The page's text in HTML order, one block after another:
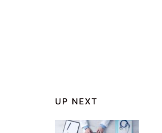
UP NEXT